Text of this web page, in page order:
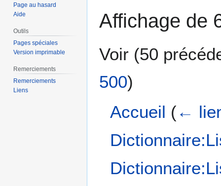
Affichage de
Voir (50
500)
Accueil (←
Page au hasard
Aide
Outils
Pages spéciales
Version imprimable
Remerciements
Remerciements
Liens